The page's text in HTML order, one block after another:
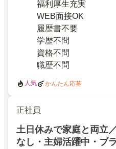
福利厚生充実
WEB面接OK
履歴書不要
学歴不問
資格不問
職歴不問
人気 かんたん応募
正社員
土日休みで家庭と両立
なし・主婦活躍中・ブ